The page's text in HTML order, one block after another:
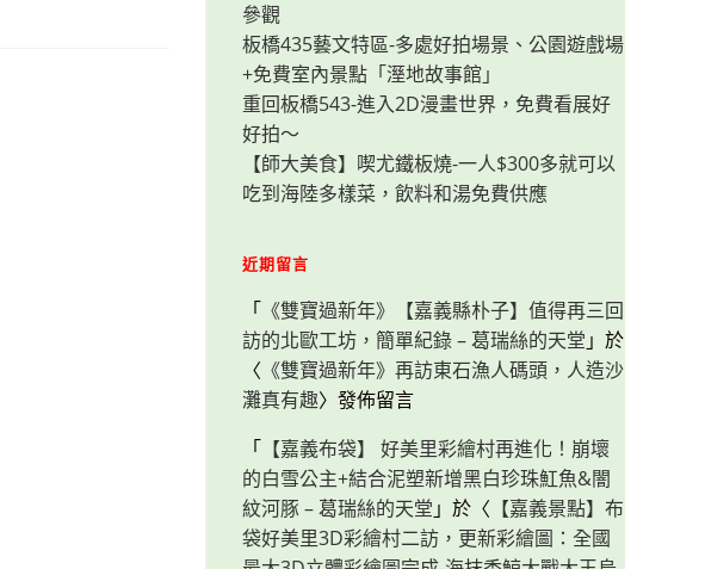
參觀
板橋435藝文特區-多處好拍場景、公園遊戲場
+免費室內景點「溼地故事館」
重回板橋543-進入2D漫畫世界，免費看展好
好拍～
【師大美食】喫尤鐵板燒-一人$300多就可以
吃到海陸多樣菜，飲料和湯免費供應
近期留言
「 《雙寶過新年》【嘉義縣朴子】值得再三回
訪的北歐工坊，簡單紀錄 – 葛瑞絲的天堂 」於
〈 《雙寶過新年》再訪東石漁人碼頭，人造沙
灘真有趣〉發佈留言
「 【嘉義布袋】 好美里彩繪村再進化！崩壞
的白雪公主+結合泥塑新增黑白珍珠魟魚&闇
紋河豚 – 葛瑞絲的天堂 」於〈 【嘉義景點】布
袋好美里3D彩繪村二訪，更新彩繪圖：全國